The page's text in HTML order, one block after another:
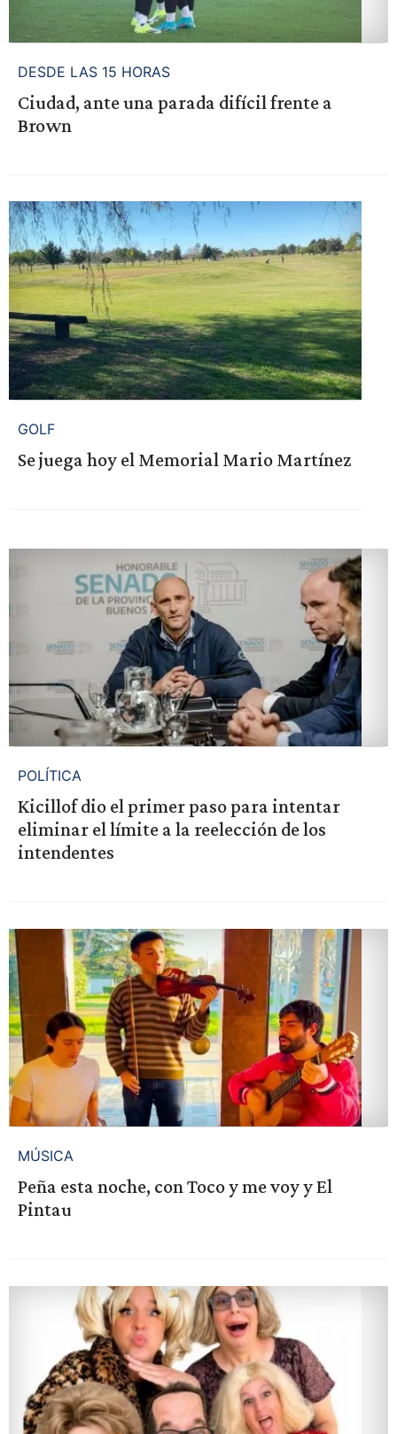
DESDE LAS 15 HORAS
Ciudad, ante una parada difícil frente a
Brown
GOLF
Se juega hoy el Memorial Mario Martínez
POLÍTICA
Kicillof dio el primer paso para intentar
eliminar el límite a la reelección de los
intendentes
MÚSICA
Peña esta noche, con Toco y me voy y El
Pintau